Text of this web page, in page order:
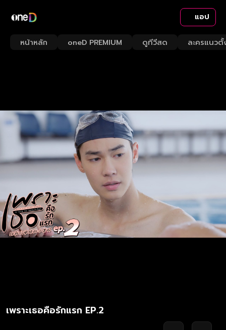
แอป
หน้าหลัก oneD PREMIUM ดูทีวีสด ละครแนวตั้
เพราะเธอคือรักแรก EP.2